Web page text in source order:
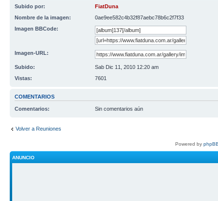
Subido por:
FiatDuna
Nombre de la imagen:
0ae9ee582c4b32f87aebc78b6c2f7f33
Imagen BBCode:
Imagen-URL:
Subido:
Sab Dic 11, 2010 12:20 am
Vistas:
7601
COMENTARIOS
Comentarios: Sin comentarios aún
Volver a Reuniones
Powered by
ANUNCIO